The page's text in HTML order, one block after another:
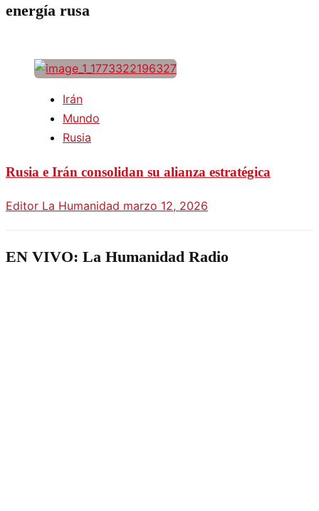
energía rusa
Irán
Mundo
Rusia
Rusia e Irán consolidan su alianza estratégica
Editor La Humanidad marzo 12, 2026
EN VIVO: La Humanidad Radio